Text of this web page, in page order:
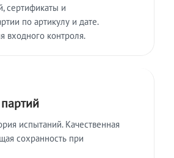
сертификаты и
по артикулу и дате.
входного контроля.
испытаний. Качественная
сохранность при